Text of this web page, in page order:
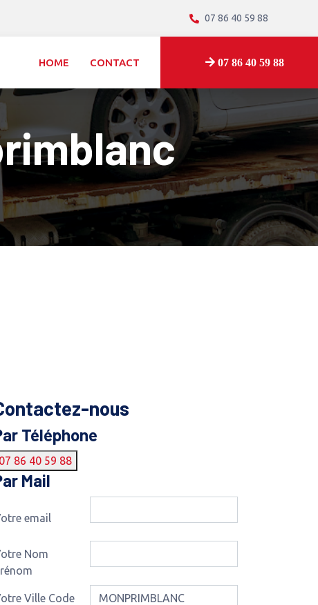
07 86 40 59 88
HOME CONTACT 07 86 40 59 88
nous
Téléphone
07 86 40 59 88
Mail
email
Nom
Ville Code